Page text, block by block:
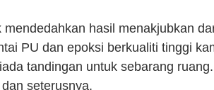
mendedahkan hasil menakjubkan
PU dan epoksi berkualiti tinggi
tandingan untuk sebarang
seterusnya.